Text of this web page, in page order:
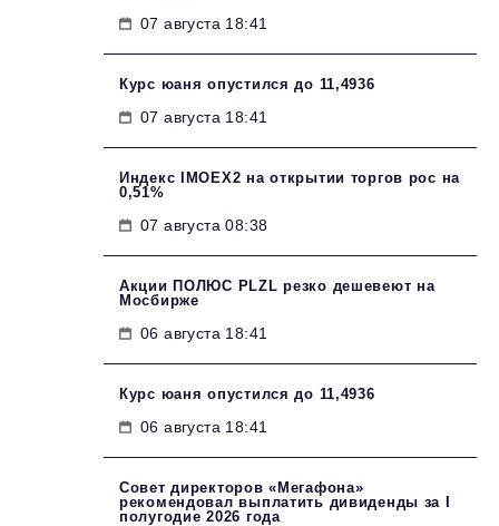
07 августа 18:41
Курс юаня опустился до 11,4936
07 августа 18:41
Индекс IMOEX2 на открытии торгов рос на
0,51%
07 августа 08:38
Акции ПОЛЮС PLZL резко дешевеют на
Мосбирже
06 августа 18:41
Курс юаня опустился до 11,4936
06 августа 18:41
Совет директоров «Мегафона»
рекомендовал выплатить дивиденды за I
полугодие 2026 года